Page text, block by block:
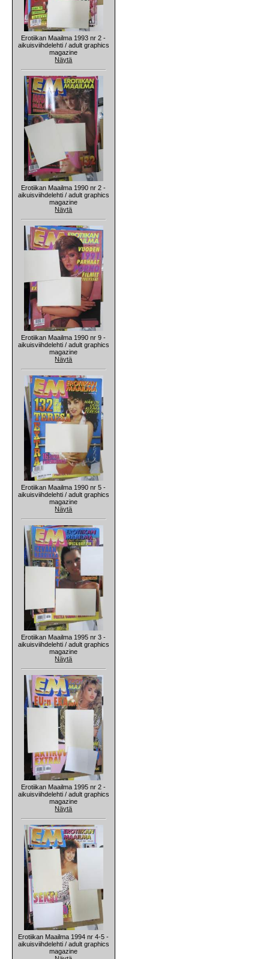
Erotiikan Maailma 1993 nr 2 -
aikuisviihdelehti / adult graphics
magazine
Näytä
Erotiikan Maailma 1990 nr 2 -
aikuisviihdelehti / adult graphics
magazine
Näytä
Erotiikan Maailma 1990 nr 9 -
aikuisviihdelehti / adult graphics
magazine
Näytä
Erotiikan Maailma 1990 nr 5 -
aikuisviihdelehti / adult graphics
magazine
Näytä
Erotiikan Maailma 1995 nr 3 -
aikuisviihdelehti / adult graphics
magazine
Näytä
Erotiikan Maailma 1995 nr 2 -
aikuisviihdelehti / adult graphics
magazine
Näytä
Erotiikan Maailma 1994 nr 4-5 -
aikuisviihdelehti / adult graphics
magazine